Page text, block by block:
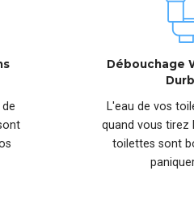
Débouchage
L'eau de vos
quand vous tirez
toilettes sont